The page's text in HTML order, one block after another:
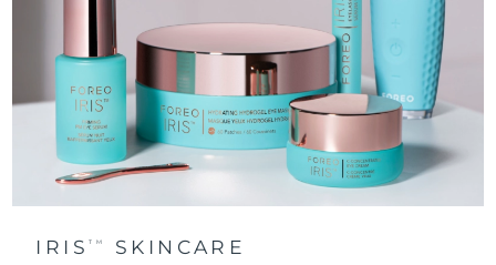
IRISTM SKINCARE